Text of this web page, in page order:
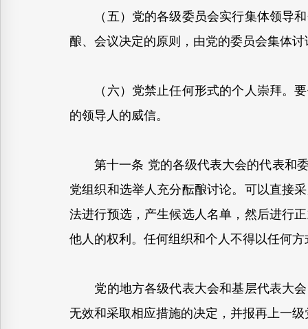
（五）党的各级委员会实行集体领导和
酿、会议决定的原则，由党的委员会集体
（六）党禁止任何形式的个人崇拜。要
的领导人的威信。
第十一条 党的各级代表大会的代表和委
党组织和选举人充分酝酿讨论。可以直接
法进行预选，产生候选人名单，然后进行
他人的权利。任何组织和个人不得以任何
党的地方各级代表大会和基层代表大会
无效和采取相应措施的决定，并报再上一